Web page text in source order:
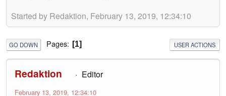
Started by Redaktion, February 13, 2019, 12:34:10
GO DOWN Pages 1 USER ACTIONS
Redaktion Editor
February 13, 2019, 12:34:10